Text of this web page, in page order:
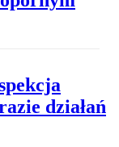
działań